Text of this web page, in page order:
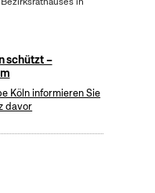
schützt –
Köln informieren Sie
davor